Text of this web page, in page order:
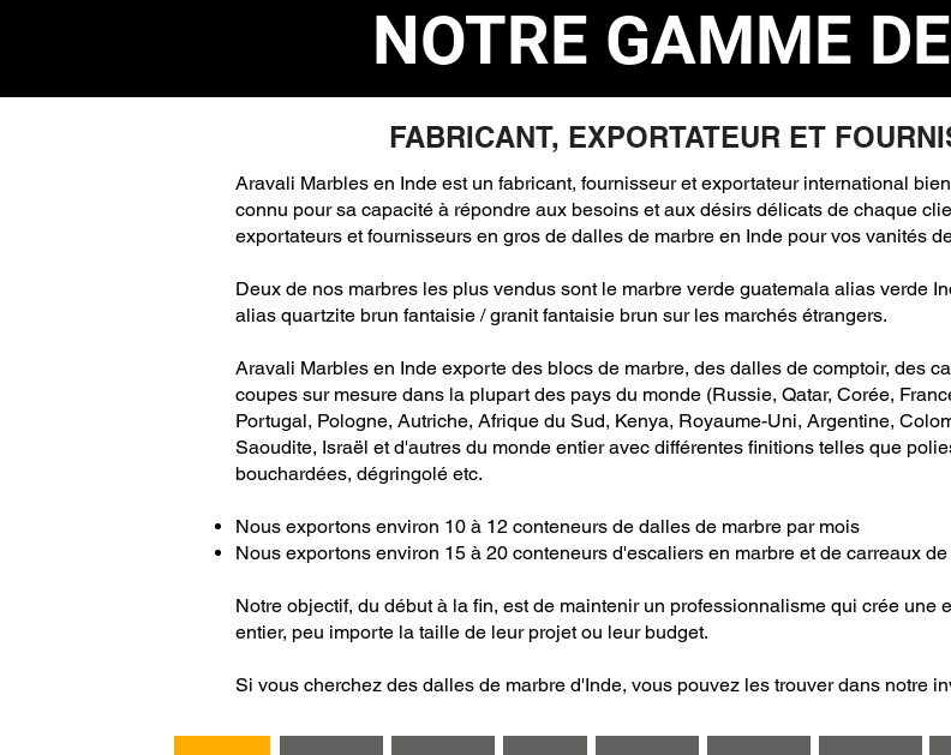
FABRICANT, EXPORTATEUR ET
Aravali Marbles en Inde est un fabricant, fournisseur et exportateur international
connu pour sa capacité à répondre aux besoins et aux désirs délicats de chaque
exportateurs et fournisseurs en gros de dalles de marbre en Inde pour vos vanités
Deux de nos marbres les plus vendus sont le marbre verde guatemala alias verde
alias quartzite brun fantaisie / granit fantaisie brun sur les marchés étrangers.
Aravali Marbles en Inde exporte des blocs de marbre, des dalles de comptoir, des
coupes sur mesure dans la plupart des pays du monde (Russie, Qatar, Corée,
Portugal, Pologne, Autriche, Afrique du Sud, Kenya, Royaume-Uni, Argentine,
Saoudite, Israël et d'autres du monde entier avec différentes finitions telles que
bouchardées, dégringolé etc.
Nous exportons environ 10 à 12 conteneurs de dalles de marbre par mois
Nous exportons environ 15 à 20 conteneurs d'escaliers en marbre et de carreaux
Notre objectif, du début à la fin, est de maintenir un professionnalisme qui crée
entier, peu importe la taille de leur projet ou leur budget.
Si vous cherchez des dalles de marbre d'Inde, vous pouvez les trouver dans notre
NOTRE GAMME